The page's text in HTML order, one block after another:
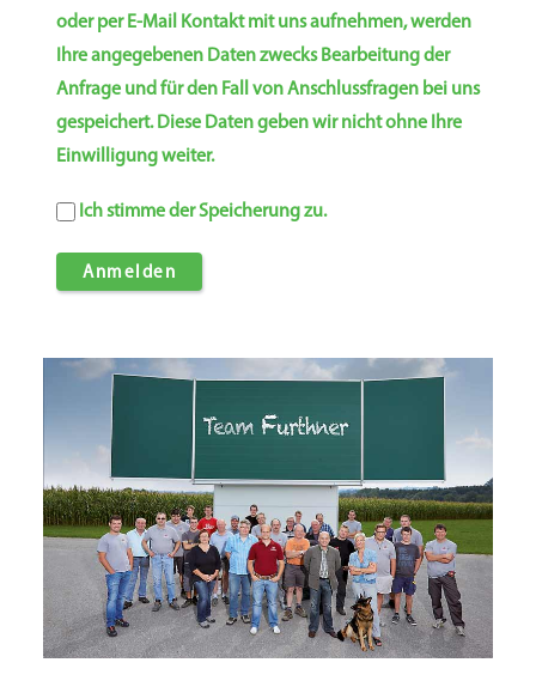
oder per E-Mail Kontakt mit uns aufnehmen, werden
Ihre angegebenen Daten zwecks Bearbeitung der
Anfrage und für den Fall von Anschlussfragen bei uns
gespeichert. Diese Daten geben wir nicht ohne Ihre
Einwilligung weiter.
Ich stimme der Speicherung zu.